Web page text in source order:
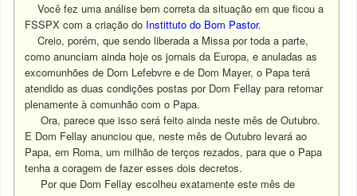
Você fez uma análise bem correta da situação em que ficou a
FSSPX com a criação do Instittuto do Bom Pastor.
Creio, porém, que sendo liberada a Missa por toda a parte,
como anunciam ainda hoje os jornais da Europa, e anuladas as
excomunhões de Dom Lefebvre e de Dom Mayer, o Papa terá
atendido as duas condições postas por Dom Fellay para retornar
plenamente à comunhão com o Papa.
Ora, parece que isso será feito ainda neste mês de Outubro.
E Dom Fellay anunciou que, neste mês de Outubro levará ao
Papa, em Roma, um milhão de terços rezados, para que o Papa
tenha a coragem de fazer esses dois decretos.
Por que Dom Fellay escolheu exatamente este mês de